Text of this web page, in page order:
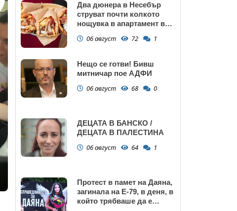
Два дюнера в Несебър
струват почти колкото
нощувка в апартамент в
06 август 72 1
Нещо се готви! Бивш
митничар пое АДФИ
06 август 68 0
ДЕЦАТА В БАНСКО /
ДЕЦАТА В ПАЛЕСТИНА
06 август 64 1
Протест в памет на Даяна,
загинала на Е-79, в деня, в
който трябваше да е